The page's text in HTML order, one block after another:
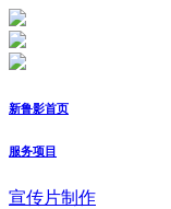
新鲁影首页
服务项目
宣传片制作